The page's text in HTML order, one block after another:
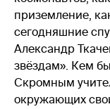
приземление,
сегодняшние
Александр
звёздам». Кем
Скромным
окружающих